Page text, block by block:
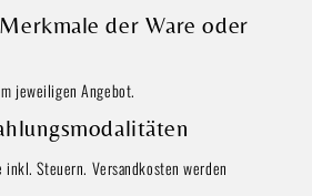
der Ware oder
jeweiligen Angebot.
Steuern. Versandkosten werden